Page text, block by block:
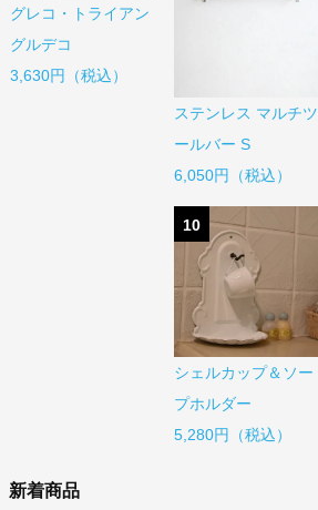
グレコ・トライアン
グルデコ
3,630円（税込）
ステンレス マルチツ
ールバー S
6,050円（税込）
10
シェルカップ＆ソー
プホルダー
5,280円（税込）
新着商品